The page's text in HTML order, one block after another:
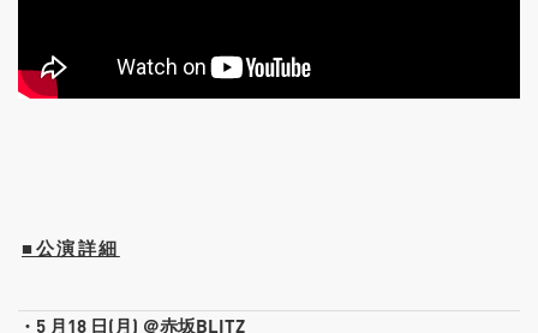
■公演詳細
・5 月18 日(月) ＠赤坂BLITZ